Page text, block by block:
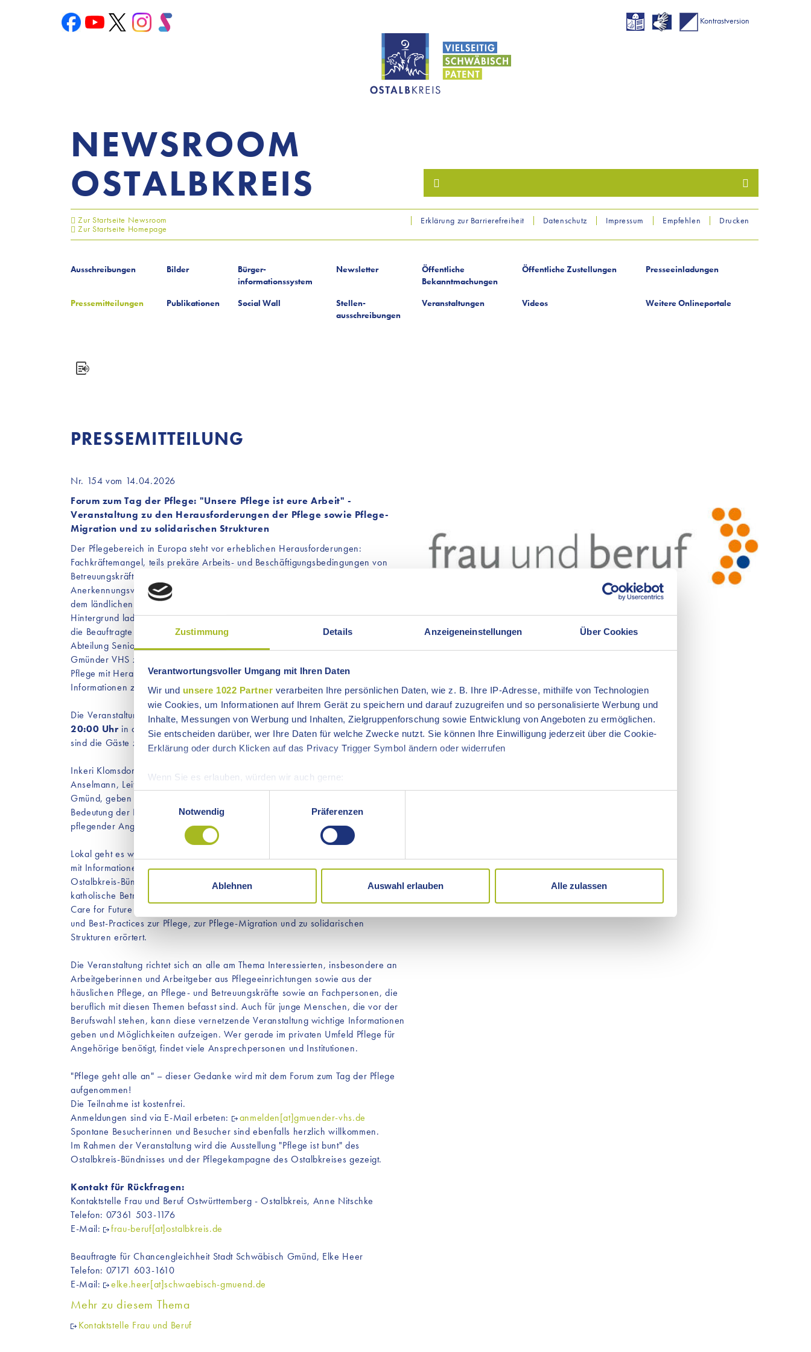
Zustimmung Details Anzeigeneinstellungen Über Cookies
Verantwortungsvoller Umgang mit Ihren Daten
Wir und unsere 1022 Partner verarbeiten Ihre persönlichen Daten, wie z. B. Ihre IP-Adresse, mithilfe von Technologien
wie Cookies, um Informationen auf Ihrem Gerät zu speichern und darauf zuzugreifen und so personalisierte Werbung und
Inhalte, Messungen von Werbung und Inhalten, Zielgruppenforschung sowie Entwicklung von Angeboten zu ermöglichen.
Sie entscheiden darüber, wer Ihre Daten für welche Zwecke nutzt. Sie können Ihre Einwilligung jederzeit über die Cookie-
Erklärung oder durch Klicken auf das Privacy Trigger Symbol ändern oder widerrufen
Wenn Sie es erlauben, würden wir auch gerne:
Informationen über Ihre geografische Lage erfassen, welche bis auf einige Meter genau sein können
Ihr Gerät durch aktives Scannen nach bestimmten Merkmalen (Fingerprinting) identifizieren
Erfahren Sie mehr darüber, wie Ihre persönlichen Daten verarbeitet werden, und legen Sie Ihre Präferenzen im
Einzelheitenfest.
Wir verwenden selbst nur Cookies, die wir für die Funktionalität unserer Website benötigen. Durch den Einsatz dieser
Cookies werden aktiv keine Daten an Dritte weitergegeben. Jedoch sind auf unserer Website Inhalte von Drittanbietern
Notwendig
Präferenzen
Ablehnen Auswahl erlauben Alle zulassen
Kontrastversion
NEWSROOM
OSTALBKREIS
Zur Startseite Newsroom
Zur Startseite Homepage
Drucken
Empfehlen
Impressum
Datenschutz
Erklärung zur Barrierefreiheit
Ausschreibungen Bilder
Bürger-
informationssystem
Newsletter
Öffentliche
Bekanntmachungen
Öffentliche Zustellungen Presseeinladungen
Pressemitteilungen Publikationen Social Wall
Stellen-
ausschreibungen
Veranstaltungen Videos Weitere Onlineportale
PRESSEMITTEILUNG
Nr. 154 vom 14.04.2026
Forum zum Tag der Pflege: "Unsere Pflege ist eure Arbeit" -
Veranstaltung zu den Herausforderungen der Pflege sowie Pflege-
Migration und zu solidarischen Strukturen
Der Pflegebereich in Europa steht vor erheblichen Herausforderungen:
Fachkräftemangel, teils prekäre Arbeits- und Beschäftigungsbedingungen von
Betreuungskräften, schwarze Schafe unter Vermittlungsagenturen, langwierige
Anerkennungsverfahren und die Abwanderung ausländischer Pflegekräfte aus
dem ländlichen Raum sind nur einige der drängenden Probleme. Vor diesem
Hintergrund laden die Kontaktstelle Frau und Beruf Ostwürttemberg - Ostalbkreis,
die Beauftragte für Chancengleichheit der Stadt Schwäbisch Gmünd, die
Abteilung Senioren der Stadt Schwäbisch Gmünd, der EUROPoint und die
Gmünder VHS zu einer Veranstaltung ein, die sich anlässlich des Tages der
Pflege mit Herausforderungen und Good-Practice-Beispielen befasst und
Informationen zur facettenreichen Thematik gibt.
Die Veranstaltung findet amDonnerstag, 7. Mai 2025 von 17:30 bis
20:00 Uhr in der Gmünder VHS, Münsterplatz 15, statt. Bereits ab 17:00 Uhr
sind die Gäste zu einem alkoholfreien Aperitif eingeladen.
Inkeri Klomsdorf, Betriebswirtin und Führungskraft, und Juniorprof. Dr. Veronika
Anselmann, Leiterin des Instituts für Pflegewissenschaften an der PH Schwäbisch
Gmünd, geben in Impulsvorträgen einen Überblick über die europolitische
Bedeutung der Pflege (Klomsdorf) und einen Einblick in "Die zentrale Rolle
pflegender Angehöriger in der Versorgung vor Ort" (Anselmann).
Lokal geht es weiter mit dem interaktiven Austausch mit Fachorganisationen, die
mit Informationen vor Ort sind, wie die Pflegekampagne Ostalbkreis, das
Ostalbkreis-Bündnis, der Pflegestützpunkt, die Pflegeschule St. Loreto, die
katholische Betriebsseelsorge, der Vermittlungsdienst FairCare und das Projekt
Care for Future der AJO. Im interaktiven Austausch werden Herausforderungen
und Best-Practices zur Pflege, zur Pflege-Migration und zu solidarischen
Strukturen erörtert.
Die Veranstaltung richtet sich an alle am Thema Interessierten, insbesondere an
Arbeitgeberinnen und Arbeitgeber aus Pflegeeinrichtungen sowie aus der
häuslichen Pflege, an Pflege- und Betreuungskräfte sowie an Fachpersonen, die
beruflich mit diesen Themen befasst sind. Auch für junge Menschen, die vor der
Berufswahl stehen, kann diese vernetzende Veranstaltung wichtige Informationen
geben und Möglichkeiten aufzeigen. Wer gerade im privaten Umfeld Pflege für
Angehörige benötigt, findet viele Ansprechpersonen und Institutionen.
"Pflege geht alle an" – dieser Gedanke wird mit dem Forum zum Tag der Pflege
aufgenommen!
Die Teilnahme ist kostenfrei.
Anmeldungen sind via E-Mail erbeten:
anmelden[at]gmuender-vhs.de
Spontane Besucherinnen und Besucher sind ebenfalls herzlich willkommen.
Im Rahmen der Veranstaltung wird die Ausstellung "Pflege ist bunt" des
Ostalbkreis-Bündnisses und der Pflegekampagne des Ostalbkreises gezeigt.
Kontakt für Rückfragen:
Kontaktstelle Frau und Beruf Ostwürttemberg - Ostalbkreis, Anne Nitschke
Telefon: 07361 503-1176
E-Mail:
frau-beruf[at]ostalbkreis.de
Beauftragte für Chancengleichheit Stadt Schwäbisch Gmünd, Elke Heer
Telefon: 07171 603-1610
E-Mail:
elke.heer[at]schwaebisch-gmuend.de
Mehr zu diesem Thema
Kontaktstelle Frau und Beruf
Logo Kontaktstelle Frau und Beruf
1 Bild